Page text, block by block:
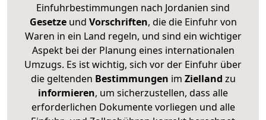
Einfuhrbestimmungen nach Jordanien sind
Gesetzeund Vorschriften, die die Einfuhr von
Waren in ein Land regeln, und sind ein wichtiger
Aspekt bei der Planung eines internationalen
Umzugs. Es ist wichtig, sich vor der Einfuhr über
die geltenden Bestimmungen im Zielland zu
informieren, um sicherzustellen, dass alle
erforderlichen Dokumente vorliegen und alle